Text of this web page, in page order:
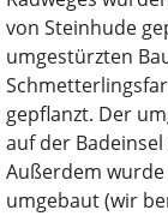
von Steinhude
umgestürzten
gepflanzt. Der
auf der
Außerdem
umgebaut (wir